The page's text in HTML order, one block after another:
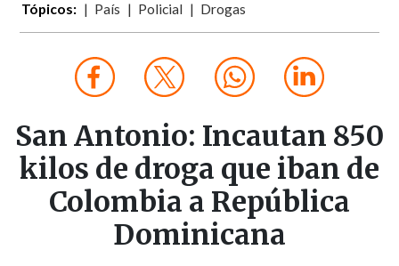
Tópicos: País Policial Drogas
San Antonio: Incautan 850
kilos de droga que iban de
Colombia a República
Dominicana